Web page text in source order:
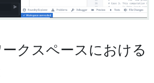
クスペースにおける